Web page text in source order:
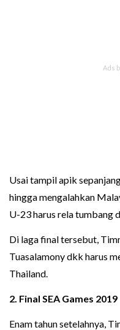
Usai tampil apik
hingga mengalahkan
U-23 harus rela tumbang
Di laga final tersebut,
Tuasalamony dkk harus
Thailand.
2. Final SEA Games 2019
Enam tahun setelahnya,